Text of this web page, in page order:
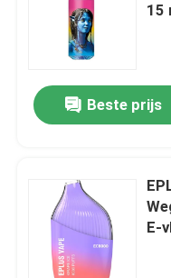
15
Beste prijs
E-